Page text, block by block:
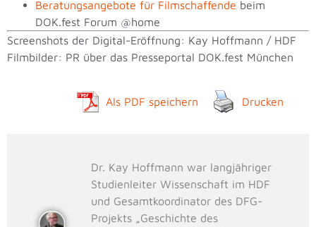
Beratungsangebote für Filmschaffende beim
DOK.fest Forum @home
Screenshots der Digital-Eröffnung: Kay Hoffmann / HDF
Filmbilder: PR über das Presseportal DOK.fest München
Als PDF speichern Drucken
Dr. Kay Hoffmann war langjähriger
Studienleiter Wissenschaft im HDF
und Gesamtkoordinator des DFG-
Projekts „Geschichte des